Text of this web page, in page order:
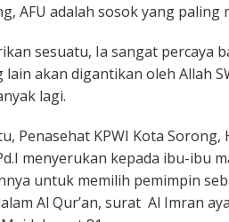
AFU adalah sosok yang paling
sesuatu, Ia sangat percaya
lain akan digantikan oleh Allah
lagi.
Penasehat KPWI Kota Sorong,
menyerukan kepada ibu-ibu
untuk memilih pemimpin
Al Qur’an, surat Al Imran